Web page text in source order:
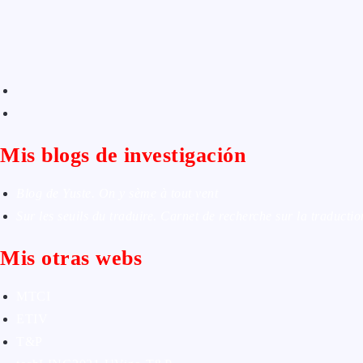
Mis blogs de investigación
Mis otras webs